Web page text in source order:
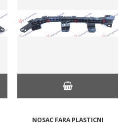
NOSAC FARA PLASTICNI